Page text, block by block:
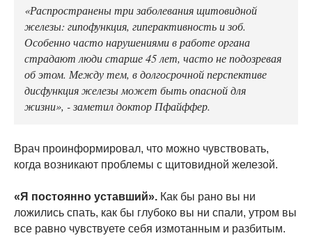
«Распространены три заболевания щитовидной
железы: гипофункция, гиперактивность и зоб.
Особенно часто нарушениями в работе органа
страдают люди старше 45 лет, часто не подозревая
об этом. Между тем, в долгосрочной перспективе
дисфункция железы может быть опасной для
жизни», - заметил доктор Пфайффер.
Врач проинформировал, что можно чувствовать,
когда возникают проблемы с щитовидной железой.
«Я постоянно уставший». Как бы рано вы ни
ложились спать, как бы глубоко вы ни спали, утром вы
все равно чувствуете себя измотанным и разбитым.